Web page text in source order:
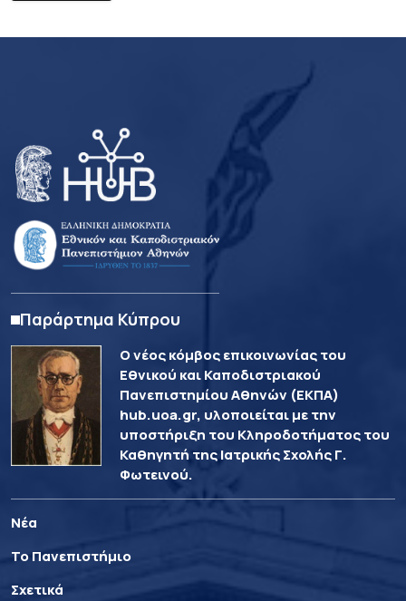
Παράρτημα Κύπρου
Ο νέος κόμβος επικοινωνίας του
Εθνικού και Καποδιστριακού
Πανεπιστημίου Αθηνών (ΕΚΠΑ)
hub.uoa.gr, υλοποιείται με την
υποστήριξη του Κληροδοτήματος του
Καθηγητή της Ιατρικής Σχολής Γ.
Φωτεινού.
Νέα
Το Πανεπιστήμιο
Σχετικά